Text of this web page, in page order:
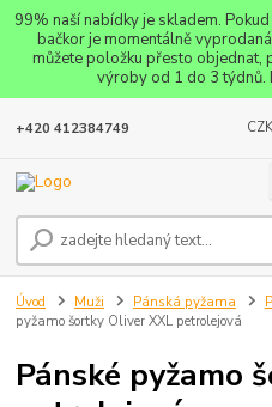
99% naší nabídky je skladem.
bačkor je momentálně
můžete položku přesto objednat,
výroby od 1 do 3 týdnů.
+420 412384749
Úvod Muži Pánská pyžama
pyžamo šortky Oliver XXL petrolejová
Pánské pyžamo